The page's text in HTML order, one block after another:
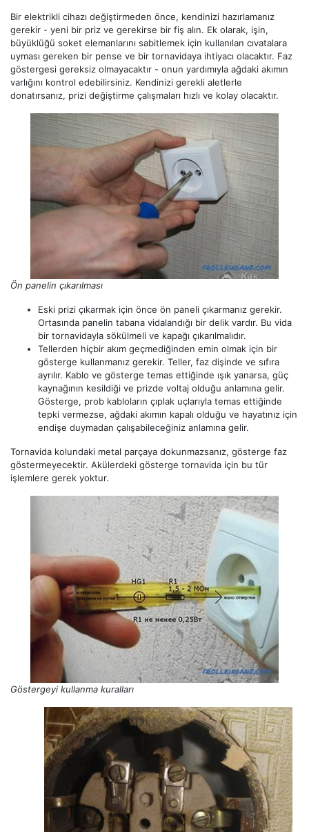
Bir elektrikli cihazı değiştirmeden önce, kendinizi hazırlamanız
gerekir - yeni bir priz ve gerekirse bir fiş alın. Ek olarak, işin,
büyüklüğü soket elemanlarını sabitlemek için kullanılan cıvatalara
uyması gereken bir pense ve bir tornavidaya ihtiyacı olacaktır. Faz
göstergesi gereksiz olmayacaktır - onun yardımıyla ağdaki akımın
varlığını kontrol edebilirsiniz. Kendinizi gerekli aletlerle
donatırsanız, prizi değiştirme çalışmaları hızlı ve kolay olacaktır.
Ön panelin çıkarılması
Eski prizi çıkarmak için önce ön paneli çıkarmanız gerekir.
Ortasında panelin tabana vidalandığı bir delik vardır. Bu vida
bir tornavidayla sökülmeli ve kapağı çıkarılmalıdır.
Tellerden hiçbir akım geçmediğinden emin olmak için bir
gösterge kullanmanız gerekir. Teller, faz dişinde ve sıfıra
ayrılır. Kablo ve gösterge temas ettiğinde ışık yanarsa, güç
kaynağının kesildiği ve prizde voltaj olduğu anlamına gelir.
Gösterge, prob kabloların çıplak uçlarıyla temas ettiğinde
tepki vermezse, ağdaki akımın kapalı olduğu ve hayatınız için
endişe duymadan çalışabileceğiniz anlamına gelir.
Tornavida kolundaki metal parçaya dokunmazsanız, gösterge faz
göstermeyecektir. Akülerdeki gösterge tornavida için bu tür
işlemlere gerek yoktur.
Göstergeyi kullanma kuralları